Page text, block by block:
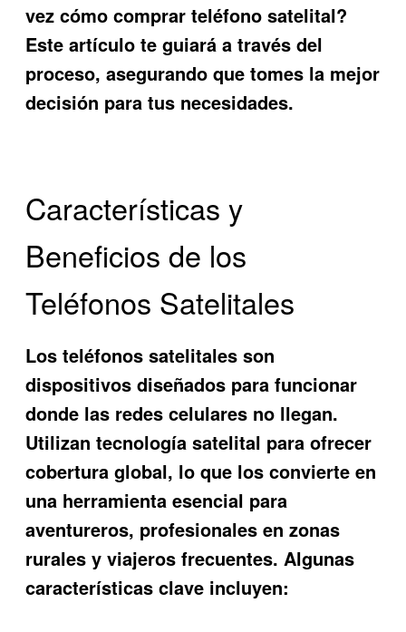
vezcómo comprar teléfono satelital?
Este artículo te guiará a través del
proceso, asegurando que tomes la mejor
decisión para tus necesidades.
Características y
Beneficios de los
Teléfonos Satelitales
Los teléfonos satelitales son
dispositivos diseñados para funcionar
donde las redes celulares no llegan.
Utilizan tecnología satelital para ofrecer
cobertura global, lo que los convierte en
una herramienta esencial para
aventureros, profesionales en zonas
rurales y viajeros frecuentes. Algunas
características clave incluyen: